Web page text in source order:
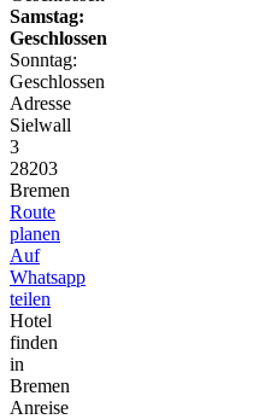
Samstag:
Geschlossen
Sonntag:
Geschlossen
Adresse
Sielwall
3
28203
Bremen
Route
planen
Auf
Whatsapp
teilen
Hotel
finden
in
Bremen
Anreise